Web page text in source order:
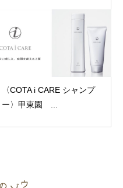
〈COTA i CARE シャンプ
ー〉甲東園 ...